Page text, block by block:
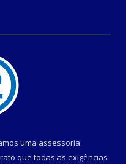
uma assessoria
que todas as exigências